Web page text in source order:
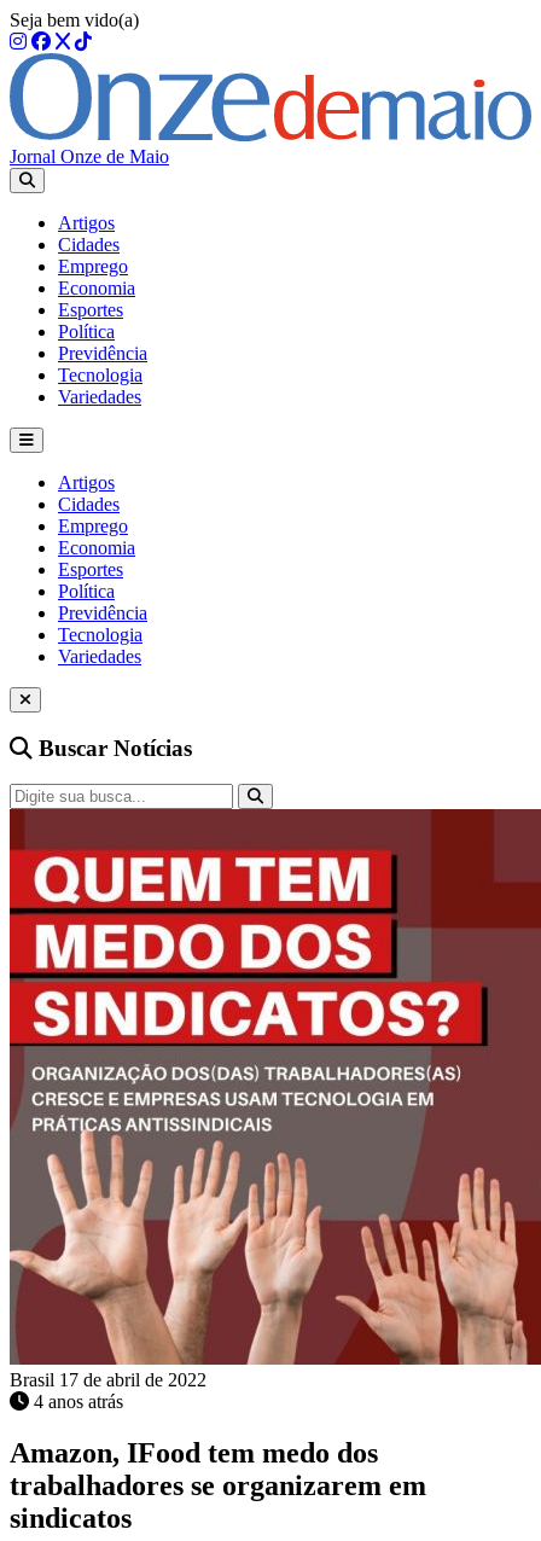
Seja bem vido(a)
Jornal Onze de Maio
Artigos
Cidades
Emprego
Economia
Esportes
Política
Previdência
Tecnologia
Variedades
Artigos
Cidades
Emprego
Economia
Esportes
Política
Previdência
Tecnologia
Variedades
Buscar Notícias
Brasil 17 de abril de 2022
4 anos atrás
Amazon, IFood tem medo dos
trabalhadores se organizarem em
sindicatos